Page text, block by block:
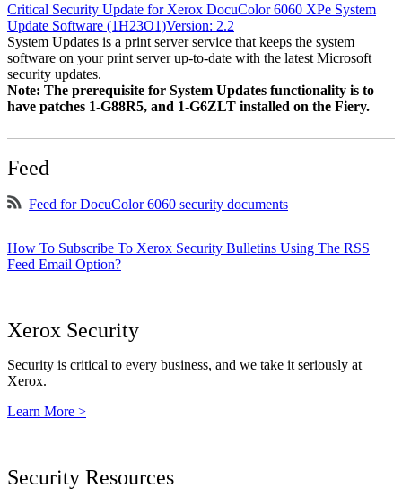
Critical Security Update for Xerox DocuColor 6060 XPe System
Update Software (1H23O1)Version: 2.2
System Updates is a print server service that keeps the system
software on your print server up-to-date with the latest Microsoft
security updates.
Note: The prerequisite for System Updates functionality is to
have patches 1-G88R5, and 1-G6ZLT installed on the Fiery.
Feed
Feed for DocuColor 6060 security documents
How To Subscribe To Xerox Security Bulletins Using The RSS
Feed Email Option?
Xerox Security
Security is critical to every business, and we take it seriously at
Xerox.
Learn More >
Security Resources